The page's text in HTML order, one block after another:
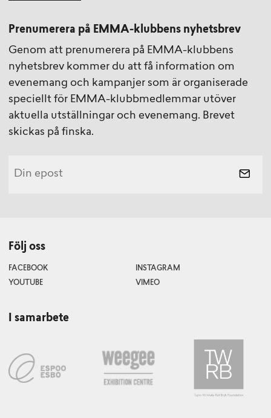
Prenumerera på EMMA-klubbens nyhetsbrev
Genom att prenumerera på EMMA-klubbens
nyhetsbrev kommer du att få information om
evenemang och kampanjer som är organiserade
speciellt för EMMA-klubbmedlemmar utöver
aktuella utställningar och evenemang. Brevet
skickas på finska.
Följ oss
FACEBOOK
INSTAGRAM
YOUTUBE
VIMEO
I samarbete